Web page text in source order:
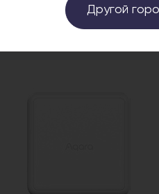
Другой